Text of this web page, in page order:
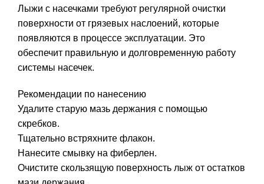
Лыжи с насечками требуют регулярной очистки
поверхности от грязевых наслоений, которые
появляются в процессе эксплуатации. Это
обеспечит правильную и долговременную работу
системы насечек.
Рекомендации по нанесению
Удалите старую мазь держания с помощью
скребков.
Тщательно встряхните флакон.
Нанесите смывку на фиберлен.
Очистите скользящую поверхность лыж от остатков